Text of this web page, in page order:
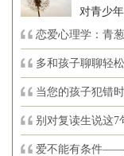
对青少
恋爱心理学：青
多和孩子聊聊轻
当您的孩子犯错
别对复读生说这7
爱不能有条件——